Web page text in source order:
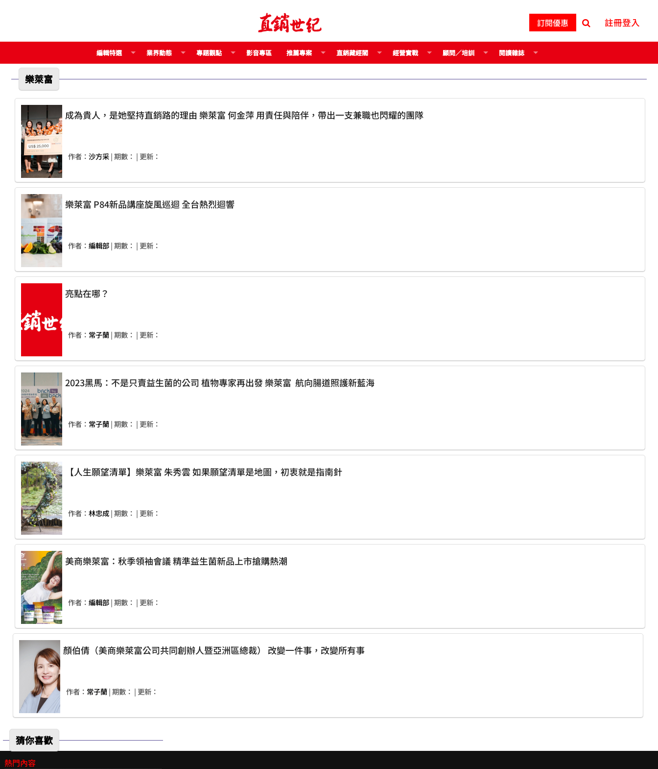
訂閱優惠 註冊登入
編輯特選 業界動態 專題觀點 影音專區 推薦專案 直銷藏經閣 經營實戰 顧問／培訓 閱讀雜誌
樂萊富
成為貴人，是她堅持直銷路的理由 樂萊富 何金萍 用責任與陪伴，帶出一支兼職也閃耀的團隊
作者： 沙方采| 期數： | 更新：
樂萊富 P84新品講座旋風巡迴 全台熱烈迴響
作者： 編輯部| 期數： | 更新：
亮點在哪？
作者： 常子蘭| 期數： | 更新：
2023黑馬：不是只賣益生菌的公司 植物專家再出發 樂萊富 航向腸道照護新藍海
作者： 常子蘭| 期數： | 更新：
【人生願望清單】樂萊富 朱秀雲 如果願望清單是地圖，初衷就是指南針
作者： 林忠成| 期數： | 更新：
美商樂萊富：秋季領袖會議 精準益生菌新品上市搶購熱潮
作者： 編輯部| 期數： | 更新：
顏伯倩（美商樂萊富公司共同創辦人暨亞洲區總裁） 改變一件事，改變所有事
作者： 常子蘭| 期數： | 更新：
猜你喜歡
熱門內容